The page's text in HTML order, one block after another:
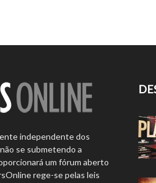
independente dos
se submetendo a
um fórum aberto
rege-se pelas leis